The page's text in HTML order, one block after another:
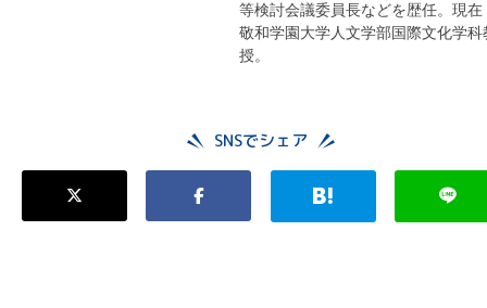
等検討会議委員長などを歴任。現在
敬和学園大学人文学部国際文化学科
授。
SNSでシェア